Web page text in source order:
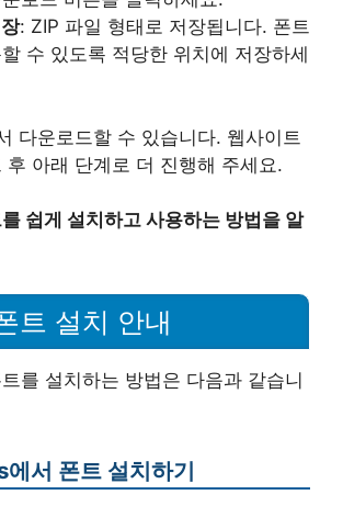
: ZIP 파일 형태로 저장됩니다. 폰트
수 있도록 적당한 위치에 저장하세
다운로드할 수 있습니다. 웹사이트
후 아래 단계로 더 진행해 주세요.
쉽게 설치하고 사용하는 방법을 알
트 설치 안내
를 설치하는 방법은 다음과 같습니
서 폰트 설치하기